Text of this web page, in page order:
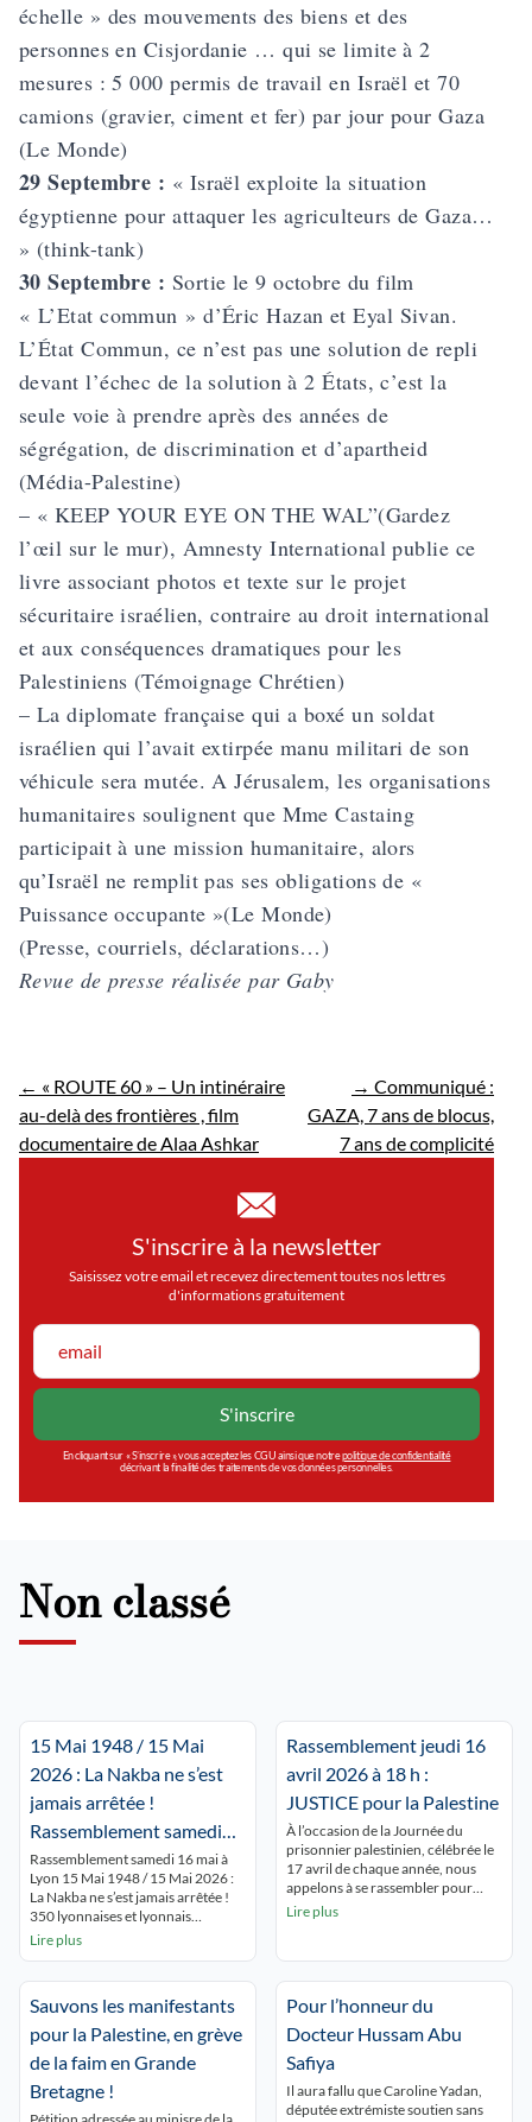
échelle » des mouvements des biens et des
personnes en Cisjordanie … qui se limite à 2
mesures : 5 000 permis de travail en Israël et 70
camions (gravier, ciment et fer) par jour pour Gaza
(Le Monde)
29 Septembre : « Israël exploite la situation
égyptienne pour attaquer les agriculteurs de Gaza…
» (think-tank)
30 Septembre : Sortie le 9 octobre du film
« L’Etat commun » d’Éric Hazan et Eyal Sivan.
L’État Commun, ce n’est pas une solution de repli
devant l’échec de la solution à 2 États, c’est la
seule voie à prendre après des années de
ségrégation, de discrimination et d’apartheid
(Média-Palestine)
– « KEEP YOUR EYE ON THE WAL”(Gardez
l’œil sur le mur), Amnesty International publie ce
livre associant photos et texte sur le projet
sécuritaire israélien, contraire au droit international
et aux conséquences dramatiques pour les
Palestiniens (Témoignage Chrétien)
– La diplomate française qui a boxé un soldat
israélien qui l’avait extirpée manu militari de son
véhicule sera mutée. A Jérusalem, les organisations
humanitaires soulignent que Mme Castaing
participait à une mission humanitaire, alors
qu’Israël ne remplit pas ses obligations de «
Puissance occupante »(Le Monde)
(Presse, courriels, déclarations…)
Revue de presse réalisée par Gaby
← « ROUTE 60 » – Un intinéraire
au-delà des frontières , film
documentaire de Alaa Ashkar
→ Communiqué :
GAZA, 7 ans de blocus,
7 ans de complicité
S'inscrire à la newsletter
Saisissez votre email et recevez directement toutes nos lettres
d'informations gratuitement
En cliquant sur « S’inscrire », vous acceptez les CGU ainsi que notrepolitique de confidentialité
décrivant la finalité des traitements de vos données personnelles.
Non classé
15 Mai 1948 / 15 Mai
2026 : La Nakba ne s’est
jamais arrêtée !
Rassemblement samedi
16 mai à Lyon Place de la
République 15 h.
Rassemblement samedi 16 mai à
Lyon 15 Mai 1948 / 15 Mai 2026 :
La Nakba ne s’est jamais arrêtée !
350 lyonnaises et lyonnais
commémorent la NAKBA
avec toi ! ». Les passants du centre
ville découvrent les nombreux
panneaux […]
Lire plus
Rassemblement jeudi 16
avril 2026 à 18 h :
JUSTICE pour la Palestine
À l’occasion de la Journée du
prisonnier palestinien, célébrée le
17 avril de chaque année, nous
appelons à se rassembler pour
rendre hommage à tous les
les barreaux israéliens. Dans la
situation de génocide à Gaza, de
terreur coloniale en Cisjordanie, la
prisonniers palestiniens est […]
Lire plus
Sauvons les manifestants
pour la Palestine, en grève
de la faim en Grande
Bretagne !
Pour l’honneur du
Docteur Hussam Abu
Safiya
Il aura fallu que Caroline Yadan,
députée extrémiste soutien sans